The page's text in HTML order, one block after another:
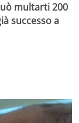
multarti 200
successo a